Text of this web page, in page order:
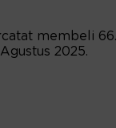
membeli
2025.